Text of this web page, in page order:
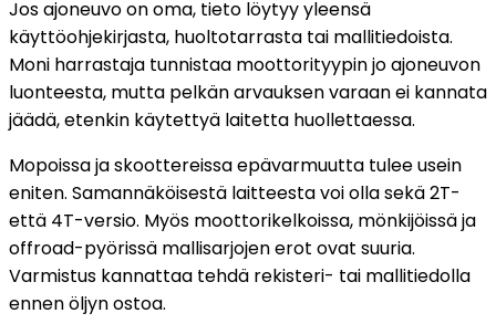
Jos ajoneuvo on oma, tieto löytyy yleensä
käyttöohjekirjasta, huoltotarrasta tai mallitiedoista.
Moni harrastaja tunnistaa moottorityypin jo ajoneuvon
luonteesta, mutta pelkän arvauksen varaan ei kannata
jäädä, etenkin käytettyä laitetta huollettaessa.
Mopoissa ja skoottereissa epävarmuutta tulee usein
eniten. Samannäköisestä laitteesta voi olla sekä 2T-
että 4T-versio. Myös moottorikelkoissa, mönkijöissä ja
offroad-pyörissä mallisarjojen erot ovat suuria.
Varmistus kannattaa tehdä rekisteri- tai mallitiedolla
ennen öljyn ostoa.